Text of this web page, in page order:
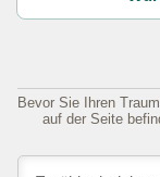
Bevor Sie Ihren
auf der Seite